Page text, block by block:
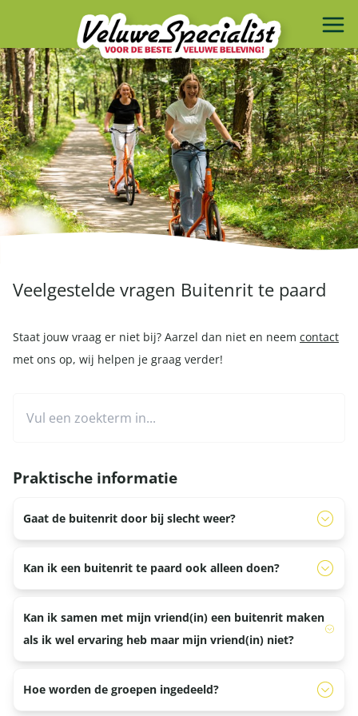
Veelgestelde vragen Buitenrit te paard
Staat jouw vraag er niet bij? Aarzel dan niet en neem contact
met ons op, wij helpen je graag verder!
Praktische informatie
Gaat de buitenrit door bij slecht weer?
Er kan gereden worden in de binnenbak of er kan met de
doorgaat. Bij regen kan er gewoon gereden worden.
Alleen bij extreme weersomstandigheden zal de buitenrit
Kan ik een buitenrit te paard ook alleen doen?
Nee, een buitenrit te paard is mogelijk vanaf 2 personen.
Kan ik samen met mijn vriend(in) een buitenrit maken
als ik wel ervaring heb maar mijn vriend(in) niet?
Ja, het niveau van de buitenrit wordt dan aangepast op
Hoe worden de groepen ingedeeld?